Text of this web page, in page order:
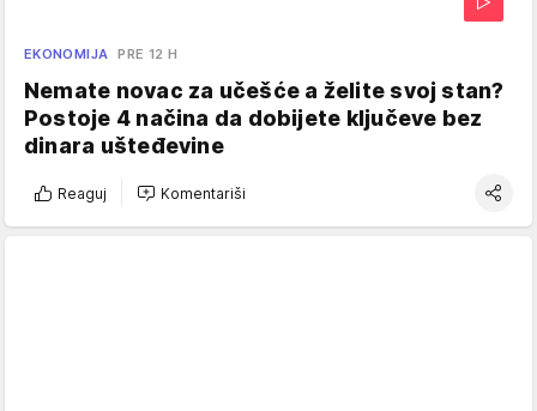
EKONOMIJA PRE 12 H
Nemate novac za učešće a želite svoj stan?
Postoje 4 načina da dobijete ključeve bez
dinara ušteđevine
Reaguj Komentariši